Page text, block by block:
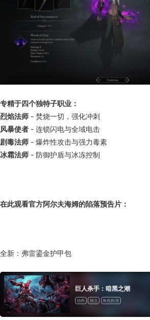
专精于四个独特子职业：
烈焰法师 - 焚烧一切，强化冲刺
风暴使者 - 连锁闪电与全域电击
剧毒法师 - 爆炸性攻击与强力毒素
冰霜法师 - 防御护盾与冰冻控制
在此观看官方阿尔夫海姆的陷落预告片：
全新：弗雷鎏金护甲包
巨人杀手：暗黑之潮
动作 独立 角色扮演